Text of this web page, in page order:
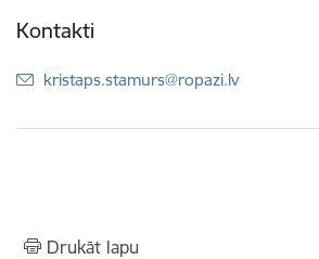
Kontakti
E-pasts:
kristaps.stamurs@ropazi.lv
Drukāt lapu